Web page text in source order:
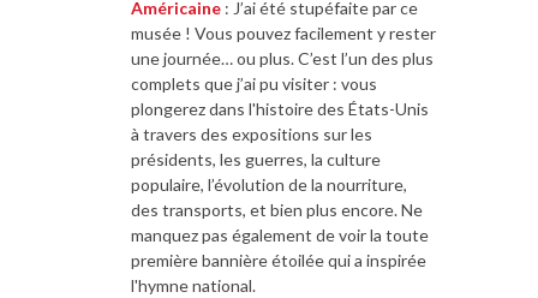
Américaine: J’ai été stupéfaite par ce
musée ! Vous pouvez facilement y rester
une journée… ou plus. C’est l’un des plus
complets que j’ai pu visiter : vous
plongerez dans l'histoire des États-Unis
à travers des expositions sur les
présidents, les guerres, la culture
populaire, l’évolution de la nourriture,
des transports, et bien plus encore. Ne
manquez pas également de voir la toute
première bannière étoilée qui a inspirée
l'hymne national.